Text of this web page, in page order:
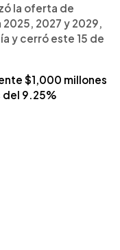
la oferta de
2027 y 2029,
y cerró este 15 de
$1,000 millones
del 9.25%